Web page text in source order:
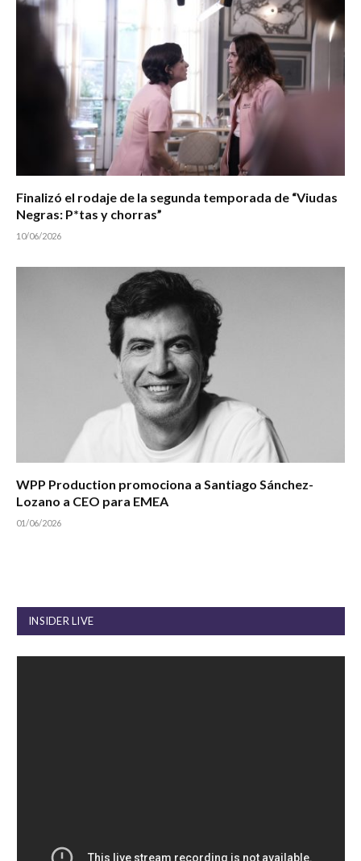
Finalizó el rodaje de la segunda temporada de “Viudas
Negras: P*tas y chorras”
10/06/2026
WPP Production promociona a Santiago Sánchez-
Lozano a CEO para EMEA
01/06/2026
INSIDER LIVE